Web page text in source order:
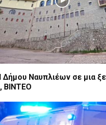
Ναυπλιέων σε μια
ΒΙΝΤΕΟ